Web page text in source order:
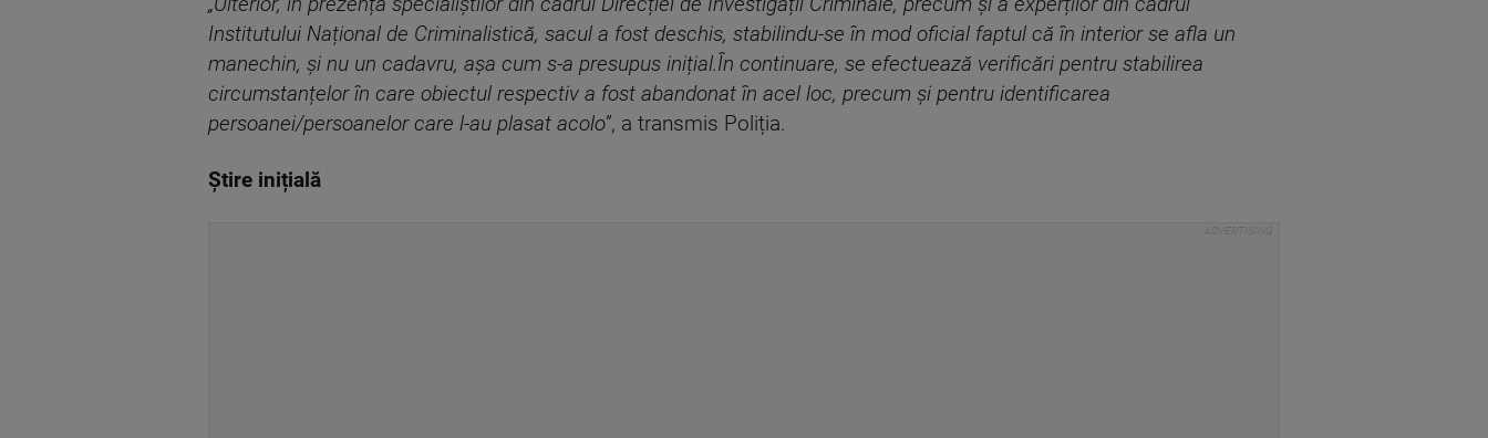
Institutului Național de Criminalistică, sacul a fost deschis, stabilindu-se în mod oficial faptul că în interior se afla un
manechin, și nu un cadavru, așa cum s-a presupus inițial.În continuare, se efectuează verificări pentru stabilirea
circumstanțelor în care obiectul respectiv a fost abandonat în acel loc, precum și pentru identificarea
persoanei/persoanelor care l-au plasat acolo”, a transmis Poliția.
Știre inițială